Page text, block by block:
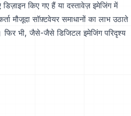
किए गए हैं या दस्तावेज़ इमेजिंग में
मौजूदा सॉफ़्टवेयर समाधानों का लाभ उठाते
भी, जैसे-जैसे डिजिटल इमेजिंग परिदृश्य